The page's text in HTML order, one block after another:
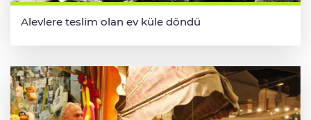
Alevlere teslim olan ev küle döndü